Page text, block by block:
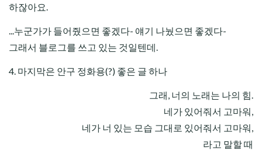
하잖아요.
...누군가가 들어줬으면 좋겠다- 얘기 나눴으면 좋겠다-
그래서 블로그를 쓰고 있는 것일텐데.
4. 마지막은 안구 정화용(?) 좋은 글 하나
그래, 너의 노래는 나의 힘.
네가 있어줘서 고마워,
네가 너 있는 모습 그대로 있어줘서 고마워,
라고 말할 때